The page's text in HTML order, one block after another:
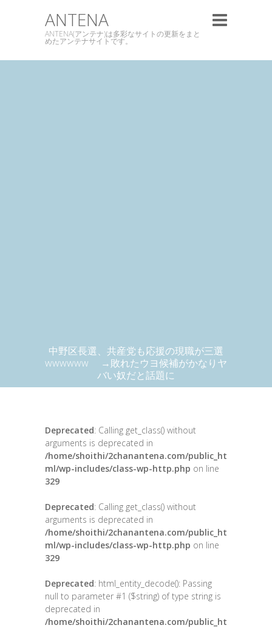
ANTENA
ANTENA(アンテナ)は多彩なサイトの更新をまと
めたアンテナサイトです。
中野区長選、共産党も応援の現職が三選
wwwwww →敗れたウヨ候補がかなりヤ
バい奴だと話題に
Deprecated: Calling get_class() without
arguments is deprecated in
/home/shoithi/2chanantena.com/public_ht
ml/wp-includes/class-wp-http.php on line
329
Deprecated: Calling get_class() without
arguments is deprecated in
/home/shoithi/2chanantena.com/public_ht
ml/wp-includes/class-wp-http.php on line
329
Deprecated: html_entity_decode(): Passing
null to parameter #1 ($string) of type string is
deprecated in
/home/shoithi/2chanantena.com/public_ht